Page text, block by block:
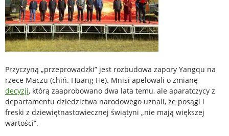
Przyczyną „przeprowadzki” jest rozbudowa zapory Yangqu na
rzece Maczu (chiń. Huang He). Mnisi apelowali o zmianę
decyzji, którą zaaprobowano dwa lata temu, ale aparatczycy z
departamentu dziedzictwa narodowego uznali, że posągi i
freski z dziewiętnastowiecznej świątyni „nie mają większej
wartości”.